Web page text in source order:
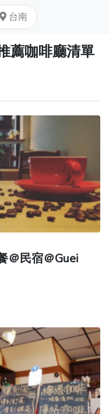
台南
薦咖啡廳清單
＠民宿＠Guei